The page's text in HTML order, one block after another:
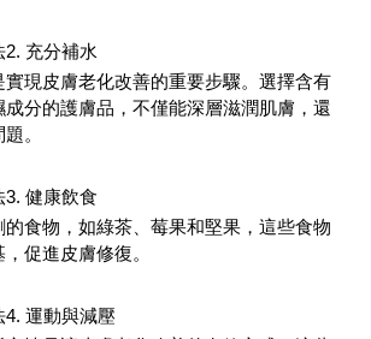
2. 充分補水
實現皮膚老化改善的重要步驟。選擇含有
分的護膚品，不僅能深層滋潤肌膚，還
。
3. 健康飲食
食物，如綠茶、莓果和堅果，這些食物
促進皮膚修復。
4. 運動與減壓